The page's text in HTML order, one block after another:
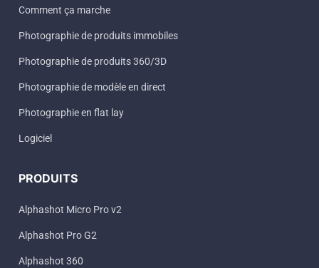
Comment ça marche
Photographie de produits immobiles
Photographie de produits 360/3D
Photographie de modèle en direct
Photographie en flat lay
Logiciel
PRODUITS
Alphashot Micro Pro v2
Alphashot Pro G2
Alphashot 360